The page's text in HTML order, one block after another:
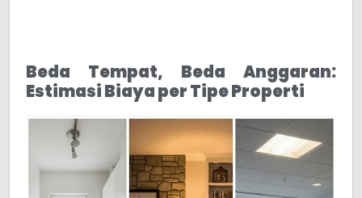
Beda Tempat, Beda Anggaran:
Estimasi Biaya per Tipe Properti